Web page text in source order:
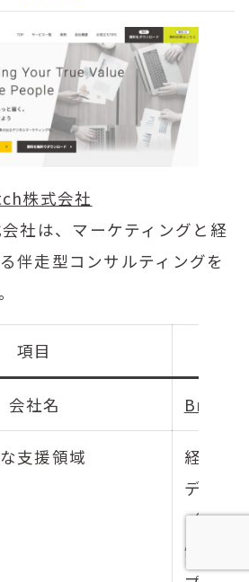
株式会社
社は、マーケティングと経
伴走型コンサルティングを
項目
会社名 Brand
支援領域
経営・
デジタ
（SNS
制作、